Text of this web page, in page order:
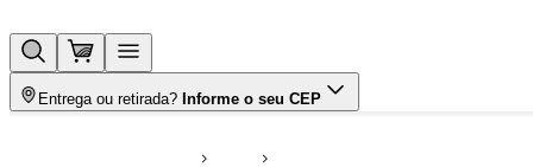
Entrega ou retirada? Informe o seu CEP